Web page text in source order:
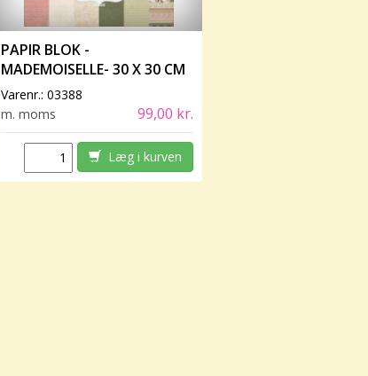
PAPIR BLOK -
MADEMOISELLE- 30 X 30 CM
Varenr.:03388
m. moms
99,00 kr.
Læg i kurven